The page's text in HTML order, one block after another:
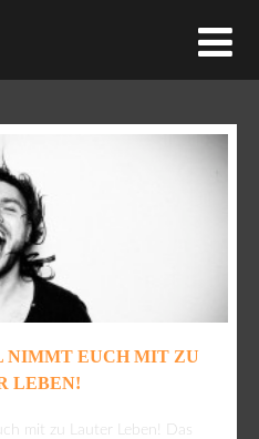
NIMMT EUCH MIT ZU
LEBEN!
mit zu Lauter Leben! Das